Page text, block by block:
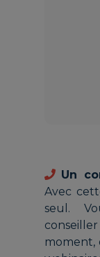
Un
Avec
seul.
moment,